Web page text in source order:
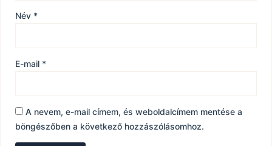
Név *
E-mail *
A nevem, e-mail címem, és weboldalcímem mentése a
böngészőben a következő hozzászólásomhoz.